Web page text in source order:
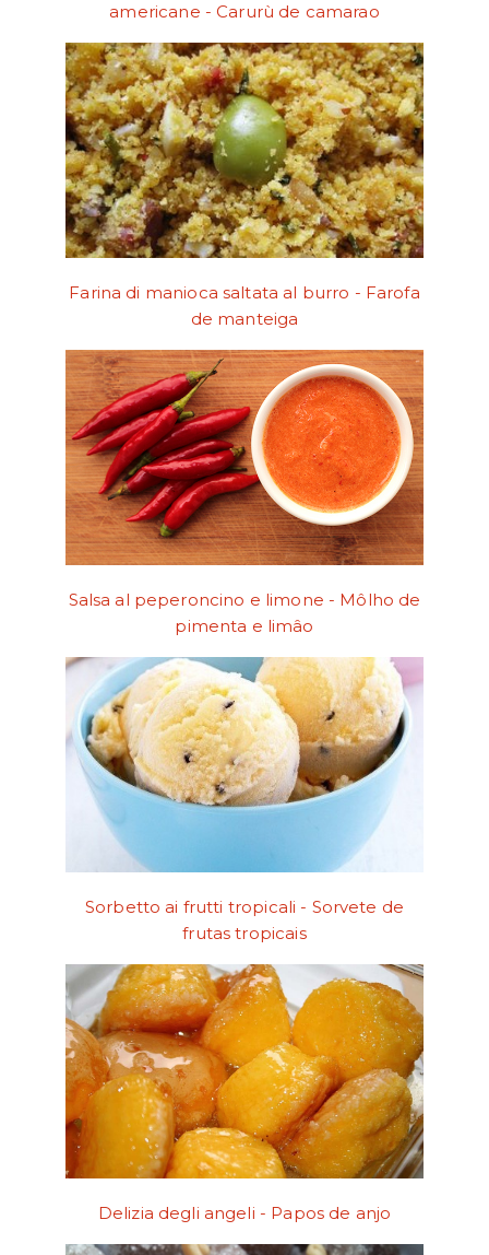
americane - Carurù de camarao
Farina di manioca saltata al burro - Farofa
de manteiga
Salsa al peperoncino e limone - Môlho de
pimenta e limâo
Sorbetto ai frutti tropicali - Sorvete de
frutas tropicais
Delizia degli angeli - Papos de anjo